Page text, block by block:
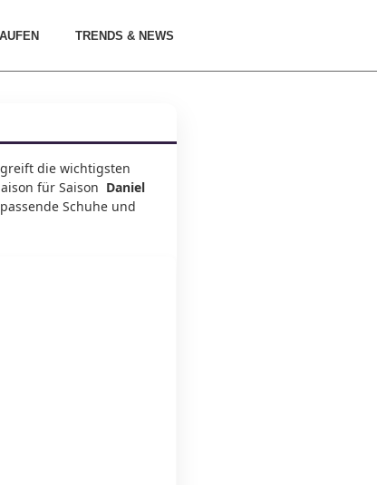
TRENDS & NEWS
greift die wichtigsten
für Saison Daniel
Schuhe und